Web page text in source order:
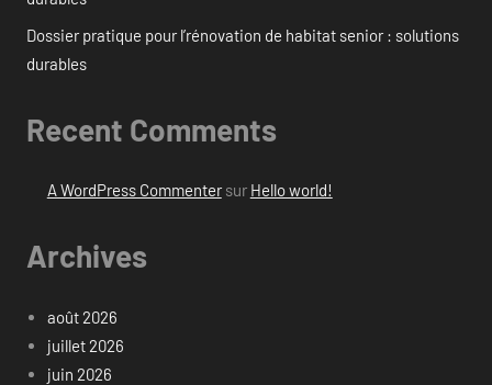
Dossier pratique pour l’rénovation de habitat senior : solutions
durables
Recent Comments
A WordPress Commentersur Hello world!
Archives
août 2026
juillet 2026
juin 2026